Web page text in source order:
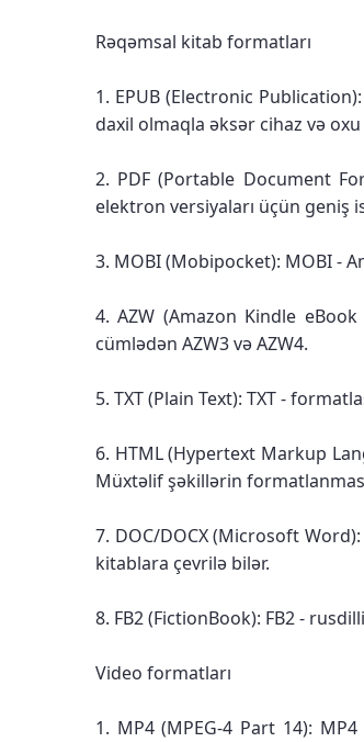
Rəqəmsal kitab formatları
1. EPUB (Electronic
daxil olmaqla əksər cihaz və
2. PDF (Portable Document
elektron versiyaları üçün geniş
3. MOBI (Mobipocket): MOBI -
4. AZW (Amazon Kindle
cümlədən AZW3 və AZW4.
5. TXT (Plain Text): TXT -
6. HTML (Hypertext Markup
Müxtəlif şəkillərin
7. DOC/DOCX (Microsoft
kitablara çevrilə bilər.
8. FB2 (FictionBook): FB2 -
Video formatları
1. MP4 (MPEG-4 Part 14):